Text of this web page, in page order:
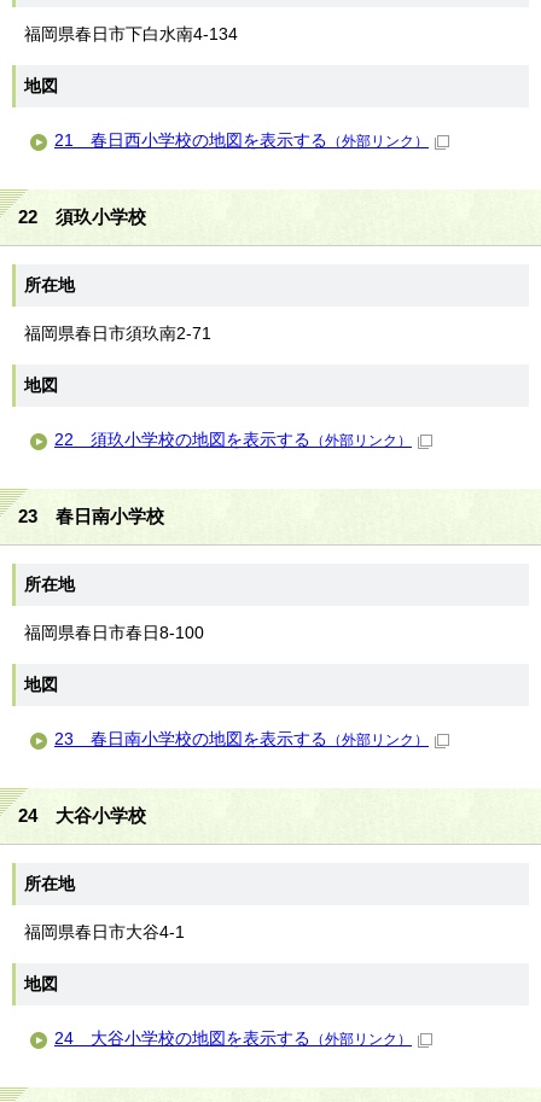
福岡県春日市下白水南4-134
地図
21 春日西小学校の地図を表示する （外部リンク）
22 須玖小学校
所在地
福岡県春日市須玖南2-71
地図
22 須玖小学校の地図を表示する （外部リンク）
23 春日南小学校
所在地
福岡県春日市春日8-100
地図
23 春日南小学校の地図を表示する （外部リンク）
24 大谷小学校
所在地
福岡県春日市大谷4-1
地図
24 大谷小学校の地図を表示する （外部リンク）